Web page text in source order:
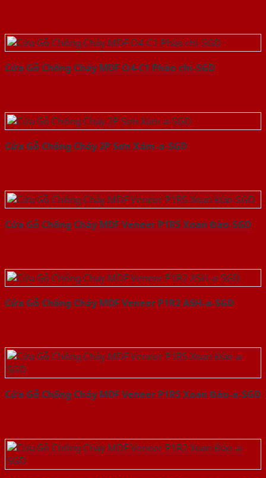
Cửa Gỗ Chống Cháy MDF O4-C1 Phào chi-SGD
Cửa Gỗ Chống Cháy 2P Sơn Xám-a-SGD
Cửa Gỗ Chống Cháy MDF Veneer P1R5 Xoan Đào-SGD
Cửa Gỗ Chống Cháy MDF Veneer P1R2 ASH-a-SGD
Cửa Gỗ Chống Cháy MDF Veneer P1R5 Xoan Đào-a-SGD